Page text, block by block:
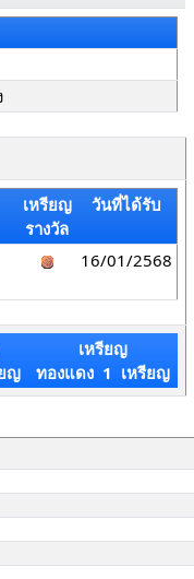
เหรียญ
รางวัล
วันที่ได้รับ
16/01/2568
ญ
เหรียญ
ทองแดง 1 เหรียญ